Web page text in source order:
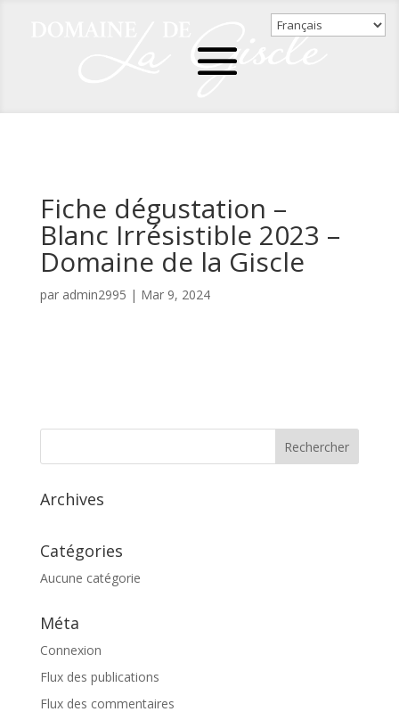
Fiche dégustation –
Blanc Irrésistible 2023 –
Domaine de la Giscle
par admin2995 | Mar 9, 2024
Archives
Catégories
Aucune catégorie
Méta
Connexion
Flux des publications
Flux des commentaires